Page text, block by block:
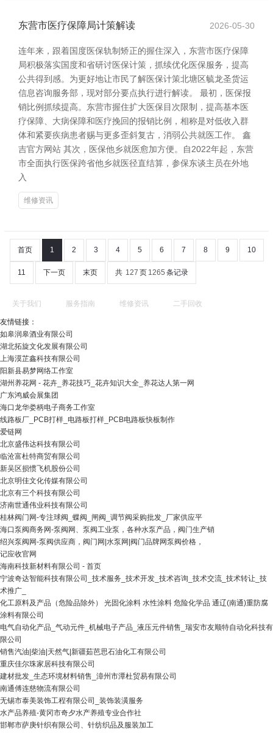
东营市医疗保障局计策解读 2026-05-30
连年来，跟着国度医保轨制矫正的握住深入，东营市医疗保障
局积极落实国度和省研讨医保计策，抓续优化医保服务，提高
公共得到感。为更好地让市民了解医保计策北塘区毓龙圣货运
信息咨询服务部，现对部分要点执行进行解读。 最初，医保报
销比例抓续提高。东营市握住扩大医保目次限制，提高基本医
疗保障、大病保障和医疗挽回的报销比例，相称是对低收入群
体和紧要疾病患者赐与更多歪斜复古，消弱公共就医工作。 鑫
吉官方网站 其次，医保他乡就医愈加方便。自2022年起，东营
市全面执行医保跨省他乡就医径直结算，参保东谈主员在外地
入
维修资讯
首页 1 2 3 4 5 6 7 8 9 10
11 下一页 末页 共 127 页 1265 条记录
关于我们 服务指南 维修资讯 二手回收
友情链接：
如皋润皋酒业有限公司
湖北拓旋文化发展有限公司
上海漠芷鑫科技有限公司
阳新县易梦网络工作室
湖州养花网 - 花卉_养花技巧_花卉知识大全_养花达人第一网
广东鸿威会展集团
海口龙华娄柄电子商务工作室
线路板厂_PCB打样_电路板打样_PCB电路板快板制作
爱链网
北京盛伟达科技有限公司
临沧富杜特商贸有限公司
新吴区损惯飞机股份公司
北京明佳文化传媒有限公司
北京有三个科技有限公司
济南世通伟业科技有限公司
桂林阀门网-专注球阀_蝶阀_闸阀_调节阀采购批发_厂家供应平
海口泵阀商务网-泵阀网、泵阀工业泵，各种水泵产品，阀门生产销
绍兴泵阀网-泵阀供应商，阀门网|水泵网|阀门品牌网泵阀价格，
记应收官网
海南科技新材料有限公司 - 首页
宁波奇达智能科技有限公司_技术服务_技术开发_技术咨询_技术交流_技术转让_技
术推广_
化工原料及产品（危险品除外） 光固化涂料 水性涂料 危险化学品 通辽(南通)重防腐
涂料有限公司
电气自动化产品_气动元件_机械电子产品_液压元件销售_瑞安市友顺特自动化科技有
限公司
销售汽油|柴油|天然气|新疆茹芭思石油化工有限公司
重庆佳尔珠家居科技有限公司
建材批发_生态环境材料销售_漳州市潭杜贸易有限公司
南通傅连慈物流有限公司
无锡市泰美装饰工程有限公司_装饰装潢服务
水产品养殖-黄冈市奇夕水产养殖专业合作社
邯郸市萨庚针织有限公司、针纺织品及服装加工